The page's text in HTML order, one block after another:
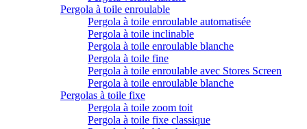
Pergola à toile enroulable
Pergola à toile enroulable automatisée
Pergola à toile inclinable
Pergola à toile enroulable blanche
Pergola à toile fine
Pergola à toile enroulable avec Stores Screen
Pergola à toile enroulable blanche
Pergolas à toile fixe
Pergola à toile zoom toit
Pergola à toile fixe classique